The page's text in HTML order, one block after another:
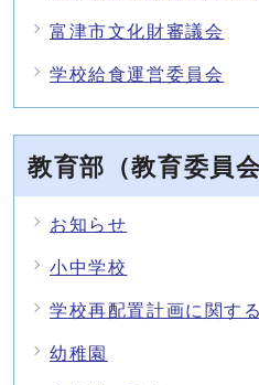
富津市文化財審議会
学校給食運営委員会
教育部（教育委員
お知らせ
小中学校
学校再配置計画に関す
幼稚園